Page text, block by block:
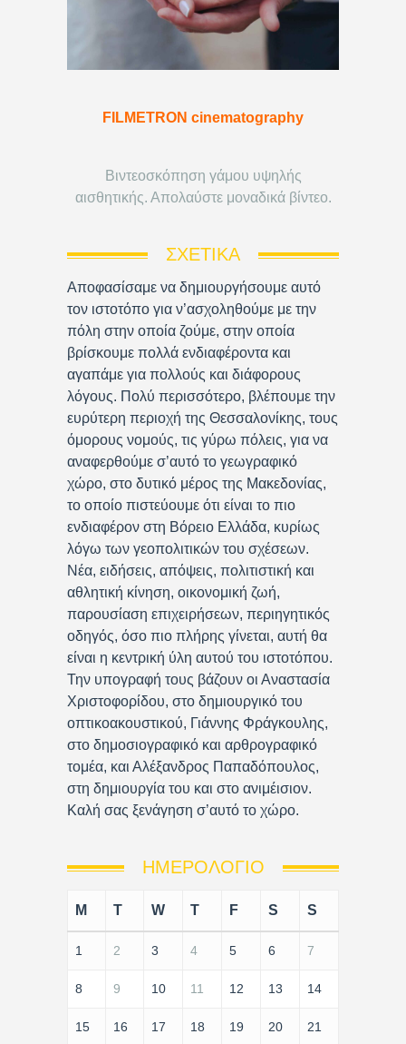
FILMETRON cinematography
Βιντεοσκόπηση γάμου υψηλής
αισθητικής. Απολαύστε μοναδικά βίντεο.
ΣΧΕΤΙΚΆ
Αποφασίσαμε να δημιουργήσουμε αυτό
τον ιστοτόπο για ν’ασχοληθούμε με την
πόλη στην οποία ζούμε, στην οποία
βρίσκουμε πολλά ενδιαφέροντα και
αγαπάμε για πολλούς και διάφορους
λόγους. Πολύ περισσότερο, βλέπουμε την
ευρύτερη περιοχή της Θεσσαλονίκης, τους
όμορους νομούς, τις γύρω πόλεις, για να
αναφερθούμε σ’αυτό το γεωγραφικό
χώρο, στο δυτικό μέρος της Μακεδονίας,
το οποίο πιστεύουμε ότι είναι το πιο
ενδιαφέρον στη Βόρειο Ελλάδα, κυρίως
λόγω των γεοπολιτικών του σχέσεων.
Νέα, ειδήσεις, απόψεις, πολιτιστική και
αθλητική κίνηση, οικονομική ζωή,
παρουσίαση επιχειρήσεων, περιηγητικός
οδηγός, όσο πιο πλήρης γίνεται, αυτή θα
είναι η κεντρική ύλη αυτού του ιστοτόπου.
Την υπογραφή τους βάζουν οι Αναστασία
Χριστοφορίδου, στο δημιουργικό του
οπτικοακουστικού, Γιάννης Φράγκουλης,
στο δημοσιογραφικό και αρθρογραφικό
τομέα, και Αλέξανδρος Παπαδόπουλος,
στη δημιουργία του και στο ανιμέισιον.
Καλή σας ξενάγηση σ’αυτό το χώρο.
ΗΜΕΡΟΛΌΓΙΟ
M T W T F S S
1 2 3 4 5 6 7
8 9 10 11 12 13 14
15 16 17 18 19 20 21